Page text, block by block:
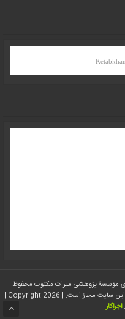
مؤسسۀ پژوهشی میراث مکتوب محفوظ
میباشد؛ همچنین استفاده و نقل، از مطالب با ذکر منبع و این سایت مجاز است. | Copyright 2026 |
اجراکار